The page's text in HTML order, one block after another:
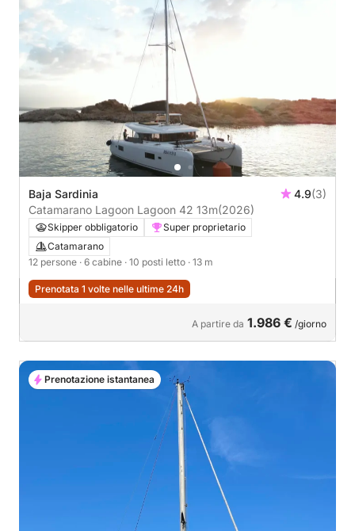
Baja Sardinia 4.9(3)
Catamarano Lagoon Lagoon 42 13m(2026)
Skipper obbligatorio
Super proprietario
Catamarano
12 persone · 6 cabine · 10 posti letto · 13 m
Prenotata 1 volte nelle ultime 24h
A partire da 1.986 € /giorno
Prenotazione istantanea